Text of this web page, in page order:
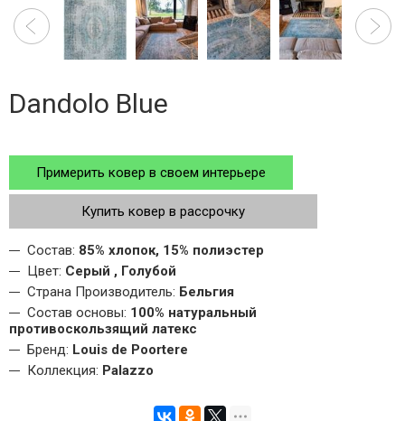
Dandolo Blue
Примерить ковер в своем интерьере
Купить ковер в рассрочку
Состав: 85% хлопок, 15% полиэстер
Цвет: Серый , Голубой
Страна Производитель: Бельгия
Состав основы: 100% натуральный
противоскользящий латекс
Бренд: Louis de Poortere
Коллекция: Palazzo